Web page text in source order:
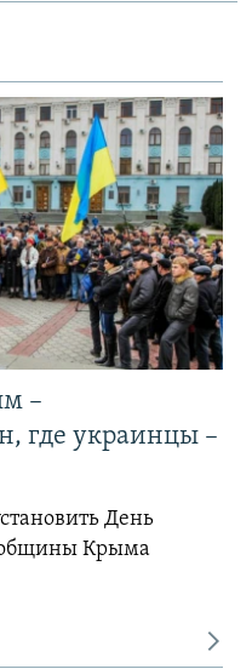
–
где украинцы –
День
Крыма